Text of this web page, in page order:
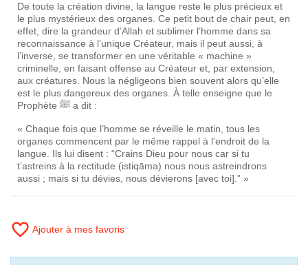
De toute la création divine, la langue reste le plus précieux et
le plus mystérieux des organes. Ce petit bout de chair peut, en
effet, dire la grandeur d’Allah et sublimer l’homme dans sa
reconnaissance à l’unique Créateur, mais il peut aussi, à
l’inverse, se transformer en une véritable « machine »
criminelle, en faisant offense au Créateur et, par extension,
aux créatures. Nous la négligeons bien souvent alors qu’elle
est le plus dangereux des organes. À telle enseigne que le
Prophète ﷺ a dit :
« Chaque fois que l’homme se réveille le matin, tous les
organes commencent par le même rappel à l’endroit de la
langue. Ils lui disent : “Crains Dieu pour nous car si tu
t’astreins à la rectitude (istiqāma) nous nous astreindrons
aussi ; mais si tu dévies, nous dévierons [avec toi].” »
favorite_border Ajouter à mes favoris